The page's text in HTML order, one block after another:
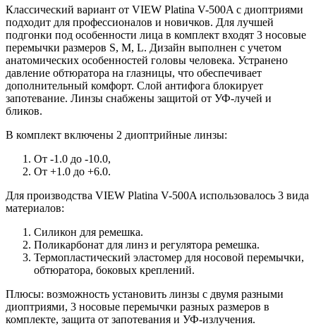
Классический вариант от VIEW Platina V-500A с диоптриями
подходит для профессионалов и новичков. Для лучшей
подгонки под особенности лица в комплект входят 3 носовые
перемычки размеров S, M, L. Дизайн выполнен с учетом
анатомических особенностей головы человека. Устранено
давление обтюратора на глазницы, что обеспечивает
дополнительный комфорт. Слой антифога блокирует
запотевание. Линзы снабжены защитой от УФ-лучей и
бликов.
В комплект включены 2 диоптрийные линзы:
От -1.0 до -10.0,
От +1.0 до +6.0.
Для производства VIEW Platina V-500A использовалось 3 вида
материалов:
Силикон для ремешка.
Поликарбонат для линз и регулятора ремешка.
Термопластический эластомер для носовой перемычки,
обтюратора, боковых креплений.
Плюсы: возможность установить линзы с двумя разными
диоптриями, 3 носовые перемычки разных размеров в
комплекте, защита от запотевания и УФ-излучения.